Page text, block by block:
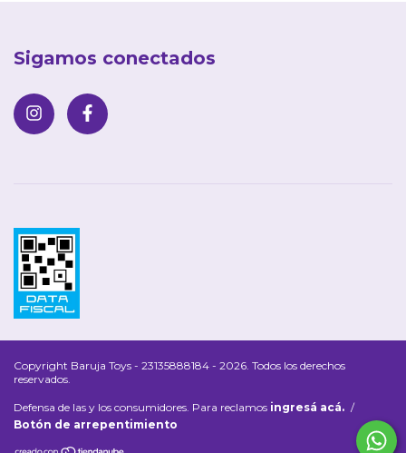
Sigamos conectados
Copyright Baruja Toys - 23135888184 - 2026. Todos los derechos
reservados.
Defensa de las y los consumidores. Para reclamos ingresá acá. /
Botón de arrepentimiento